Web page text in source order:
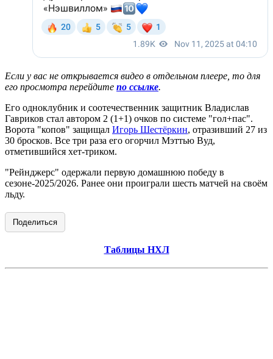
Если у вас не открывается видео в отдельном плеере, то для
его просмотра перейдите по ссылке.
Его одноклубник и соотечественник защитник Владислав
Гавриков стал автором 2 (1+1) очков по системе "гол+пас".
Ворота "копов" защищал Игорь Шестёркин, отразивший 27 из
30 бросков. Все три раза его огорчил Мэттью Вуд,
отметившийся хет-триком.
"Рейнджерс" одержали первую домашнюю победу в
сезоне-2025/2026. Ранее они проиграли шесть матчей на своём
льду.
Поделиться
Таблицы НХЛ